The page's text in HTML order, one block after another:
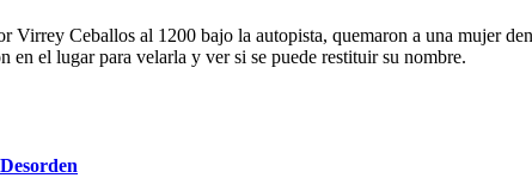
Virrey Ceballos al 1200 bajo la autopista, quemaron a una mujer
el lugar para velarla y ver si se puede restituir su nombre.